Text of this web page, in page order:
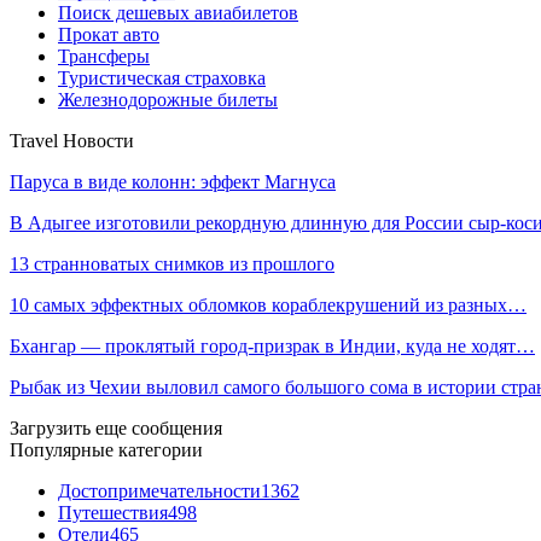
Поиск дешевых авиабилетов
Прокат авто
Трансферы
Туристическая страховка
Железнодорожные билеты
Travel Новости
Паруса в виде колонн: эффект Магнуса
В Адыгее изготовили рекордную длинную для России сыр-
13 странноватых снимков из прошлого
10 самых эффектных обломков кораблекрушений из разных…
Бхангар — проклятый город-призрак в Индии, куда не ходят…
Рыбак из Чехии выловил самого большого сома в истории
Загрузить еще сообщения
Популярные категории
Достопримечательности1362
Путешествия498
Отели465